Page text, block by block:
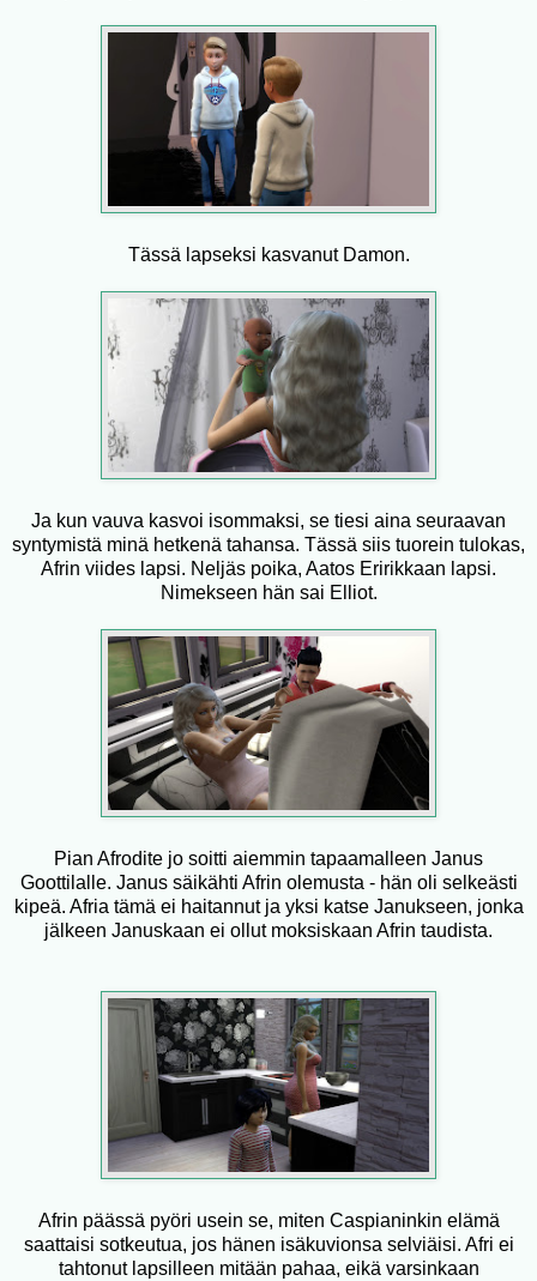
Tässä lapseksi kasvanut Damon.
Ja kun vauva kasvoi isommaksi, se tiesi aina seuraavan
syntymistä minä hetkenä tahansa. Tässä siis tuorein tulokas,
Afrin viides lapsi. Neljäs poika, Aatos Eririkkaan lapsi.
Nimekseen hän sai Elliot.
Pian Afrodite jo soitti aiemmin tapaamalleen Janus
Goottilalle. Janus säikähti Afrin olemusta - hän oli selkeästi
kipeä. Afria tämä ei haitannut ja yksi katse Janukseen, jonka
jälkeen Januskaan ei ollut moksiskaan Afrin taudista.
Afrin päässä pyöri usein se, miten Caspianinkin elämä
saattaisi sotkeutua, jos hänen isäkuvionsa selviäisi. Afri ei
tahtonut lapsilleen mitään pahaa, eikä varsinkaan